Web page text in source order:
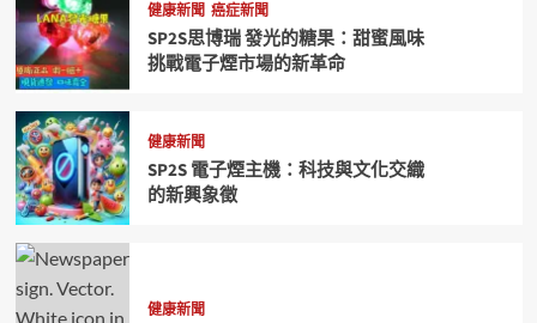
健康新聞 癌症新聞
SP2S思博瑞 發光的糖果：甜蜜風味
挑戰電子煙市場的新革命
健康新聞
SP2S 電子煙主機：科技與文化交織
的新興象徵
健康新聞